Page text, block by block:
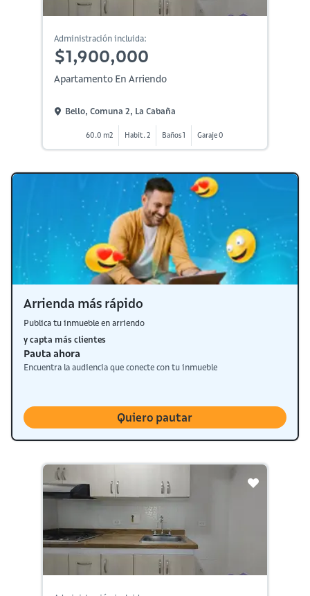
Administración incluida:
$1,900,000
Apartamento En Arriendo
Bello, Comuna 2, La Cabaña
60.0 m2 Habit. 2 Baños 1 Garaje 0
Arrienda más rápido
Publica tu inmueble en arriendo
y capta más clientes
Pauta ahora
Encuentra la audiencia que conecte con tu inmueble
Quiero pautar